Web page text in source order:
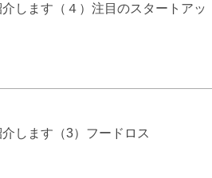
します（４）注目のスタートアッ
します（3）フードロス